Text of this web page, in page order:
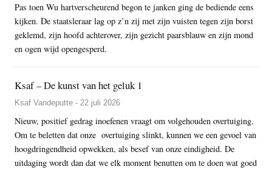
Pas toen Wu hartverscheurend begon te janken ging de bediende eens
kijken. De staatsleraar lag op z’n zij met zijn vuisten tegen zijn borst
geklemd, zijn hoofd achterover, zijn gezicht paarsblauw en zijn mond
en ogen wijd opengesperd.
Ksaf – De kunst van het geluk 1
Ksaf Vandeputte - 22 juli 2026
Nieuw, positief gedrag inoefenen vraagt om volgehouden overtuiging.
Om te beletten dat onze overtuiging slinkt, kunnen we een gevoel van
hoogdringendheid opwekken, als besef van onze eindigheid. De
uitdaging wordt dan dat we elk moment benutten om te doen wat goed